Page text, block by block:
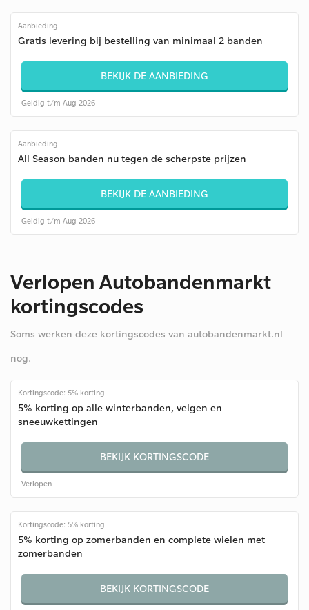
Aanbieding
Gratis levering bij bestelling van minimaal 2 banden
BEKIJK DE AANBIEDING
Geldig t/m Aug 2026
Aanbieding
All Season banden nu tegen de scherpste prijzen
BEKIJK DE AANBIEDING
Geldig t/m Aug 2026
Verlopen Autobandenmarkt
kortingscodes
Soms werken deze kortingscodes van autobandenmarkt.nl
nog.
Kortingscode: 5% korting
5% korting op alle winterbanden, velgen en
sneeuwkettingen
BEKIJK KORTINGSCODE
Verlopen
Kortingscode: 5% korting
5% korting op zomerbanden en complete wielen met
zomerbanden
BEKIJK KORTINGSCODE